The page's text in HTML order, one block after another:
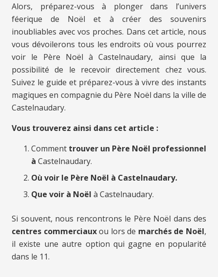
Alors, préparez-vous à plonger dans l’univers
féerique de Noël et à créer des souvenirs
inoubliables avec vos proches. Dans cet article, nous
vous dévoilerons tous les endroits où vous pourrez
voir le Père Noël à Castelnaudary, ainsi que la
possibilité de le recevoir directement chez vous.
Suivez le guide et préparez-vous à vivre des instants
magiques en compagnie du Père Noël dans la ville de
Castelnaudary.
Vous trouverez ainsi dans cet article :
Comment trouver un Père Noël professionnel
à Castelnaudary.
Où voir le Père Noël à Castelnaudary.
Que voir à Noël à Castelnaudary.
Si souvent, nous rencontrons le Père Noël dans des
centres commerciauxou lors de marchés de Noël,
il existe une autre option qui gagne en popularité
dans le 11.